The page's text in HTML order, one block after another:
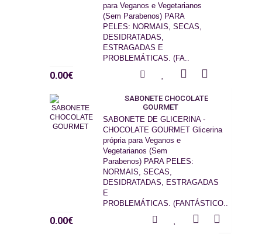
para Veganos e Vegetarianos
(Sem Parabenos) PARA
PELES: NORMAIS, SECAS,
DESIDRATADAS,
ESTRAGADAS E
PROBLEMÁTICAS. (FA..
0.00€
SABONETE CHOCOLATE
GOURMET
SABONETE DE GLICERINA -
CHOCOLATE GOURMET Glicerina
própria para Veganos e
Vegetarianos (Sem
Parabenos) PARA PELES:
NORMAIS, SECAS,
DESIDRATADAS, ESTRAGADAS
E
PROBLEMÁTICAS. (FANTÁSTICO..
0.00€